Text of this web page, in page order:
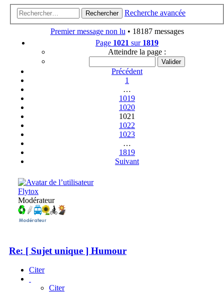
Rechercher Recherche avancée
Premier message non lu • 18187 messages
Page 1021 sur 1819
Atteindre la page :
Précédent
1
…
1019
1020
1021
1022
1023
…
1819
Suivant
Flytox
Modérateur
Re: [ Sujet unique ] Humour
Citer
Citer